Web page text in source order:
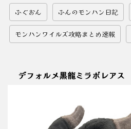
ふぐおん ふんのモンハン日記
モンハンワイルズ攻略まとめ速報
デフォルメ黒龍ミラボレアス